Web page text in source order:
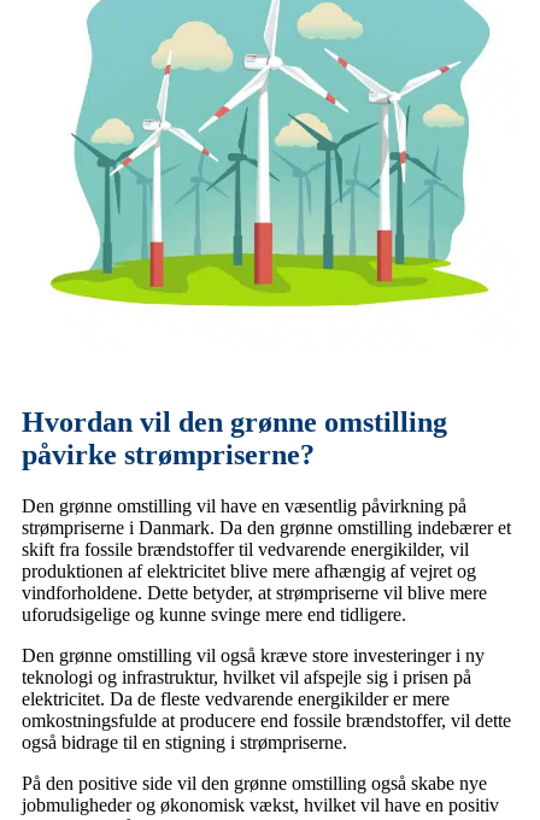
Hvordan vil den grønne omstilling
påvirke strømpriserne?
Den grønne omstilling vil have en væsentlig påvirkning på
strømpriserne i Danmark. Da den grønne omstilling indebærer et
skift fra fossile brændstoffer til vedvarende energikilder, vil
produktionen af elektricitet blive mere afhængig af vejret og
vindforholdene. Dette betyder, at strømpriserne vil blive mere
uforudsigelige og kunne svinge mere end tidligere.
Den grønne omstilling vil også kræve store investeringer i ny
teknologi og infrastruktur, hvilket vil afspejle sig i prisen på
elektricitet. Da de fleste vedvarende energikilder er mere
omkostningsfulde at producere end fossile brændstoffer, vil dette
også bidrage til en stigning i strømpriserne.
På den positive side vil den grønne omstilling også skabe nye
jobmuligheder og økonomisk vækst, hvilket vil have en positiv